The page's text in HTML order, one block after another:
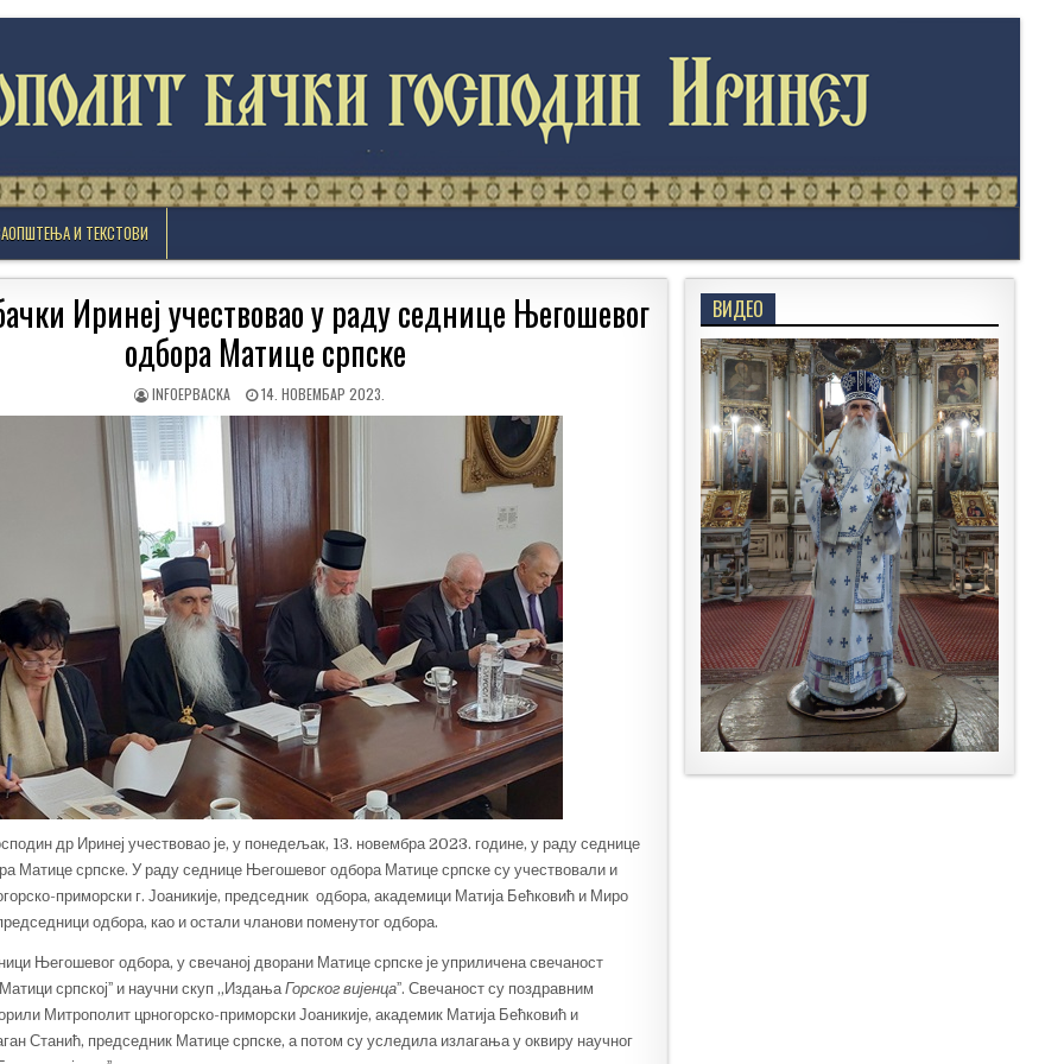
И ТЕКСТОВИ
Иринеј учествовао у раду седнице Његошевог
одбора Матице српске
AUTHOR:
INFOEPBACKA
PUBLISHED
DATE:
14. НОВЕМБАР 2023.
др Иринеј учествовао је, у понедељак, 13. новембра 2023. године, у раду седнице
Матице српске. У раду седнице Његошевог одбора Матице српске су учествовали и
приморски г. Јоаникије, председник одбора, академици Матија Бећковић и Миро
одбора, као и остали чланови поменутог одбора.
Његошевог одбора, у свечаној дворани Матице српске је уприличена свечаност
српскојˮ и научни скуп „ИздањаГорског вијенцаˮ. Свечаност су поздравним
Митрополит црногорско-приморски Јоаникије, академик Матија Бећковић и
Станић, председник Матице српске, а потом су уследила излагања у оквиру научног
ВИДЕО